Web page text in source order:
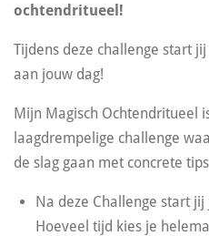
ochtendritueel!
Tijdens deze challenge start
aan jouw dag!
Mijn Magisch Ochtendritueel
laagdrempelige challenge
de slag gaan met concrete
Na deze Challenge start
Hoeveel tijd kies je